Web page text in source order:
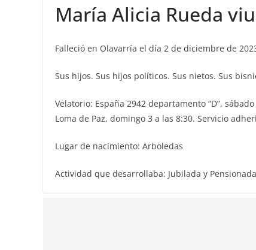
María Alicia Rueda
Falleció en Olavarría el día 2 de diciembre de
Sus hijos. Sus hijos políticos. Sus nietos. Sus
Velatorio: España 2942 departamento “D”,
Loma de Paz, domingo 3 a las 8:30. Servicio
Lugar de nacimiento: Arboledas
Actividad que desarrollaba: Jubilada y Pensionada